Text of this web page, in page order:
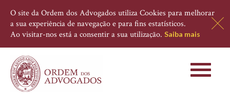
O site da Ordem dos Advogados utiliza Cookies para melhorar
a sua experiência de navegação e para fins estatísticos.
Ao visitar-nos está a consentir a sua utilização. Saiba mais
Toggle